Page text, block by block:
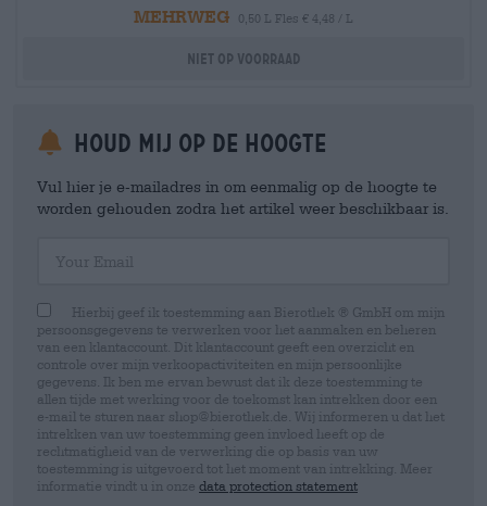
MEHRWEG
0,50 L Fles € 4,48 / L
Niet op voorraad
Houd mij op de hoogte
Vul hier je e-mailadres in om eenmalig op de hoogte te
worden gehouden zodra het artikel weer beschikbaar is.
Hierbij geef ik toestemming aan Bierothek ® GmbH om mijn
persoonsgegevens te verwerken voor het aanmaken en beheren
van een klantaccount. Dit klantaccount geeft een overzicht en
controle over mijn verkoopactiviteiten en mijn persoonlijke
gegevens. Ik ben me ervan bewust dat ik deze toestemming te
allen tijde met werking voor de toekomst kan intrekken door een
e-mail te sturen naar shop@bierothek.de. Wij informeren u dat het
intrekken van uw toestemming geen invloed heeft op de
rechtmatigheid van de verwerking die op basis van uw
toestemming is uitgevoerd tot het moment van intrekking. Meer
informatie vindt u in onze data protection statement